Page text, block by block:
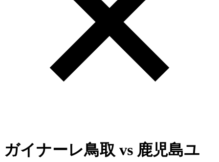
ガイナーレ鳥取 vs 鹿児島ユ